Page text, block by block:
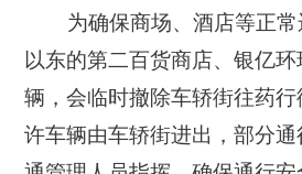
为确保商场、酒店等正
以东的第二百货商店、银亿
辆，会临时撤除车轿街往药
许车辆由车轿街进出，部分